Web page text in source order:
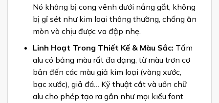
Nó không bị cong vênh dưới nắng gắt, không
bị gỉ sét như kim loại thông thường, chống ăn
mòn và chịu được va đập nhẹ.
Linh Hoạt Trong Thiết Kế & Màu Sắc: Tấm
alu có bảng màu rất đa dạng, từ màu trơn cơ
bản đến các màu giả kim loại (vàng xước,
bạc xước), giả đá… Kỹ thuật cắt và uốn chữ
alu cho phép tạo ra gần như mọi kiểu font